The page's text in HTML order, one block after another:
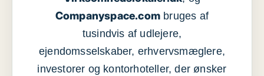
Companyspace.com bruges af
tusindvis af udlejere,
ejendomsselskaber, erhvervsmæglere,
investorer og kontorhoteller, der ønsker